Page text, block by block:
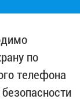
по
телефона